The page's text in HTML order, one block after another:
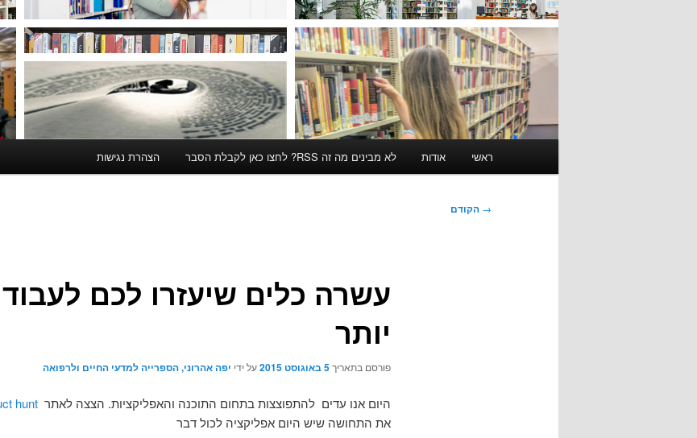
ראשי אודות לא מבינים מה זה RSS? לחצו כאן לקבלת הסבר הצהרת נגישות
ניווט
→ הקודם
עשרה כלים שיעזרו לכם
יותר
פורסם בתאריך5 באוגוסט 2015 על ידי יפה אהרוני, הספרייה למדעי החיים ולרפואה
היום אנו עדים להתפוצצות בתחום התוכנה והאפליקציות. הצצה לאתר hunt
את התחושה שיש היום אפליקציה לכול דבר